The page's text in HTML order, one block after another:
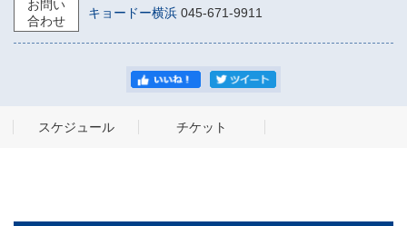
お問い
合わせ
キョードー横浜 045-671-9911
スケジュール チケット